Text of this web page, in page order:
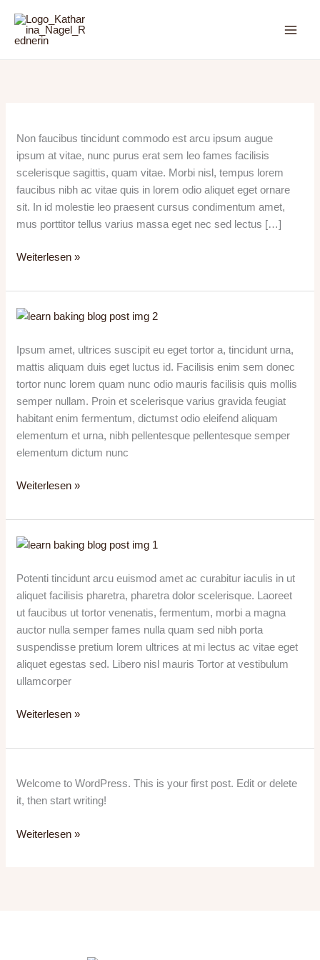
Inhalt
springen
Non faucibus tincidunt commodo est arcu ipsum augue
ipsum at vitae, nunc purus erat sem leo fames facilisis
scelerisque sagittis, quam vitae. Morbi nisl, tempus lorem
faucibus nibh ac vitae quis in lorem odio aliquet eget ornare
sit. In id molestie leo praesent cursus condimentum amet,
mus porttitor tellus varius massa eget nec sed lectus […]
Congue
faucibus
magna
in
Weiterlesen »
Ipsum amet, ultrices suscipit eu eget tortor a, tincidunt urna,
mattis aliquam duis eget luctus id. Facilisis enim sem donec
tortor nunc lorem quam nunc odio mauris facilisis quis mollis
semper nullam. Proin et scelerisque varius gravida feugiat
habitant enim fermentum, dictumst odio eleifend aliquam
elementum et urna, nibh pellentesque pellentesque semper
elementum dictum nunc
Sem
nec
bibendum
nec
viverra
rutrum
Weiterlesen »
Potenti tincidunt arcu euismod amet ac curabitur iaculis in ut
aliquet facilisis pharetra, pharetra dolor scelerisque. Laoreet
ut faucibus ut tortor venenatis, fermentum, morbi a magna
auctor nulla semper fames nulla quam sed nibh porta
suspendisse pretium lorem ultrices at mi lectus ac vitae eget
aliquet egestas sed. Libero nisl mauris Tortor at vestibulum
ullamcorper
Diam
sapien
lorem
dapibus
in
Weiterlesen »
Welcome to WordPress. This is your first post. Edit or delete
it, then start writing!
Hello
world!
Weiterlesen »